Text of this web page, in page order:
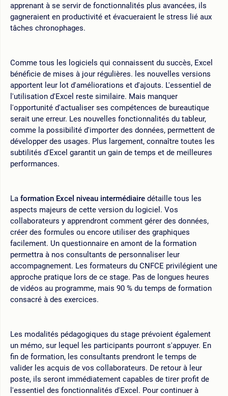
apprenant à se servir de fonctionnalités plus avancées, ils
gagneraient en productivité et évacueraient le stress lié aux
tâches chronophages.
Comme tous les logiciels qui connaissent du succès, Excel
bénéficie de mises à jour régulières. les nouvelles versions
apportent leur lot d'améliorations et d'ajouts. L'essentiel de
l'utilisation d'Excel reste similaire. Mais manquer
l'opportunité d'actualiser ses compétences de bureautique
serait une erreur. Les nouvelles fonctionnalités du tableur,
comme la possibilité d'importer des données, permettent de
développer des usages. Plus largement, connaître toutes les
subtilités d'Excel garantit un gain de temps et de meilleures
performances.
La formation Excel niveau intermédiaire détaille tous les
aspects majeurs de cette version du logiciel. Vos
collaborateurs y apprendront comment gérer des données,
créer des formules ou encore utiliser des graphiques
facilement. Un questionnaire en amont de la formation
permettra à nos consultants de personnaliser leur
accompagnement. Les formateurs du CNFCE privilégient une
approche pratique lors de ce stage. Pas de longues heures
de vidéos au programme, mais 90 % du temps de formation
consacré à des exercices.
Les modalités pédagogiques du stage prévoient également
un mémo, sur lequel les participants pourront s'appuyer. En
fin de formation, les consultants prendront le temps de
valider les acquis de vos collaborateurs. De retour à leur
poste, ils seront immédiatement capables de tirer profit de
l'essentiel des fonctionnalités d'Excel. Pour continuer à